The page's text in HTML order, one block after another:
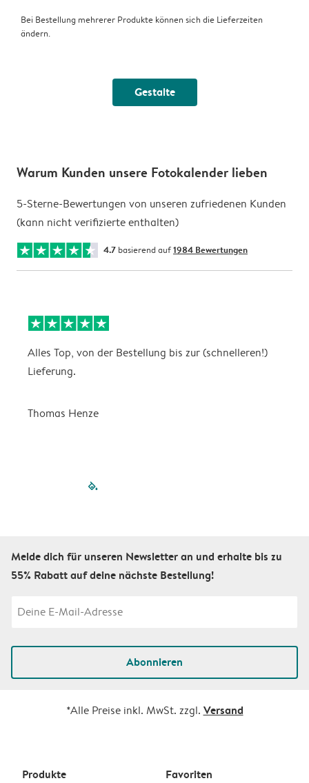
Bei Bestellung mehrerer Produkte können sich die Lieferzeiten
ändern.
Gestalte
Warum Kunden unsere Fotokalender lieben
5-Sterne-Bewertungen von unseren zufriedenen Kunden
(kann nicht verifizierte enthalten)
4.7 basierend auf1984 Bewertungen
Alles Top, von der Bestellung bis zur (schnelleren!)
Lieferung.
Thomas Henze
filled-pagination
Melde dich für unseren Newsletter an und erhalte bis zu
55% Rabatt auf deine nächste Bestellung!
Abonnieren
*Alle Preise inkl. MwSt. zzgl. Versand
Produkte Favoriten